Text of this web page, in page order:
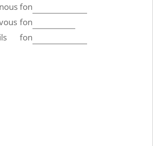
nousfon
fon
ils
fon